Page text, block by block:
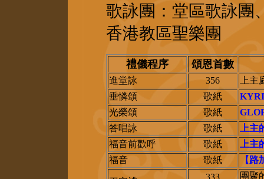
歌詠團：堂區歌詠團
香港教區聖樂團
禮儀程序 頌恩首數
進堂詠 356
上主
垂憐頌
歌紙
光榮頌
歌紙
答唱詠
歌紙
上
福音前歡呼
歌紙
上
福音
歌紙 【
333
團聚